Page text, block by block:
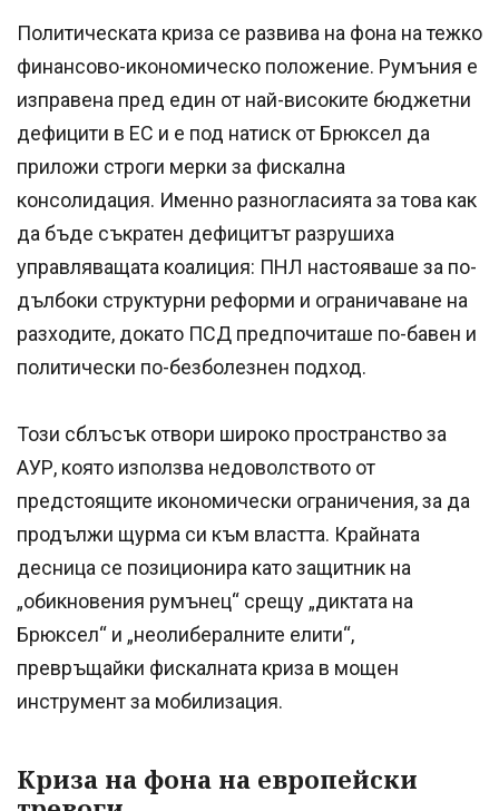
Политическата криза се развива на фона на тежко
финансово-икономическо положение. Румъния е
изправена пред един от най-високите бюджетни
дефицити в ЕС и е под натиск от Брюксел да
приложи строги мерки за фискална
консолидация. Именно разногласията за това как
да бъде съкратен дефицитът разрушиха
управляващата коалиция: ПНЛ настояваше за по-
дълбоки структурни реформи и ограничаване на
разходите, докато ПСД предпочиташе по-бавен и
политически по-безболезнен подход.
Този сблъсък отвори широко пространство за
АУР, която използва недоволството от
предстоящите икономически ограничения, за да
продължи щурма си към властта. Крайната
десница се позиционира като защитник на
„обикновения румънец“ срещу „диктата на
Брюксел“ и „неолибералните елити“,
превръщайки фискалната криза в мощен
инструмент за мобилизация.
Криза на фона на европейски